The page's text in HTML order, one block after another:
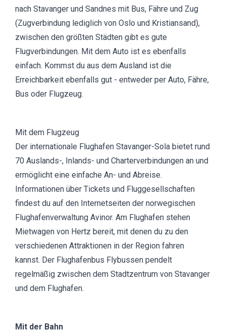
nach Stavanger und Sandnes mit Bus, Fähre und Zug
(Zugverbindung lediglich von Oslo und Kristiansand),
zwischen den größten Städten gibt es gute
Flugverbindungen. Mit dem Auto ist es ebenfalls
einfach. Kommst du aus dem Ausland ist die
Erreichbarkeit ebenfalls gut - entweder per Auto, Fähre,
Bus oder Flugzeug.
Mit dem Flugzeug
Der internationale Flughafen Stavanger-Sola bietet rund
70 Auslands-, Inlands- und Charterverbindungen an und
ermöglicht eine einfache An- und Abreise.
Informationen über Tickets und Fluggesellschaften
findest du auf den Internetseiten der norwegischen
Flughafenverwaltung Avinor. Am Flughafen stehen
Mietwagen von Hertz bereit, mit denen du zu den
verschiedenen Attraktionen in der Region fahren
kannst. Der Flughafenbus Flybussen pendelt
regelmäßig zwischen dem Stadtzentrum von Stavanger
und dem Flughafen.
Mit der Bahn